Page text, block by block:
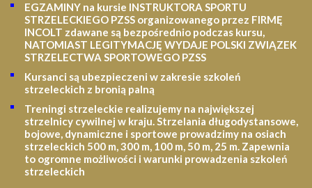
EGZAMINY na kursie INSTRUKTORA SPORTU
STRZELECKIEGO PZSS organizowanego przez FIRMĘ
INCOLT zdawane są bezpośrednio podczas kursu,
NATOMIAST LEGITYMACJĘ WYDAJE POLSKI ZWIĄZEK
STRZELECTWA SPORTOWEGO PZSS
Kursanci są ubezpieczeni w zakresie szkoleń
strzeleckich z bronią palną
Treningi strzeleckie realizujemy na największej
strzelnicy cywilnej w kraju. Strzelania długodystansowe,
bojowe, dynamiczne i sportowe prowadzimy na osiach
strzeleckich 500 m, 300 m, 100 m, 50 m, 25 m. Zapewnia
to ogromne możliwości i warunki prowadzenia szkoleń
strzeleckich